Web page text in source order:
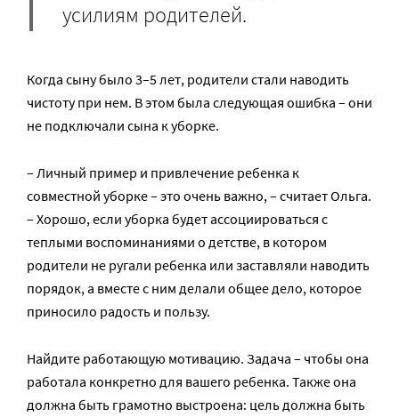
усилиям родителей.
Когда сыну было 3–5 лет, родители стали наводить
чистоту при нем. В этом была следующая ошибка – они
не подключали сына к уборке.
– Личный пример и привлечение ребенка к
совместной уборке – это очень важно, – считает Ольга.
– Хорошо, если уборка будет ассоциироваться с
теплыми воспоминаниями о детстве, в котором
родители не ругали ребенка или заставляли наводить
порядок, а вместе с ним делали общее дело, которое
приносило радость и пользу.
Найдите работающую мотивацию. Задача – чтобы она
работала конкретно для вашего ребенка. Также она
должна быть грамотно выстроена: цель должна быть